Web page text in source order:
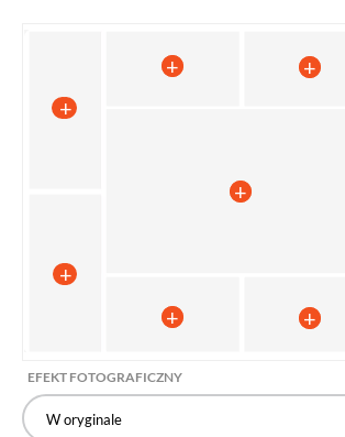
EFEKT FOTOGRAFICZNY
W oryginale